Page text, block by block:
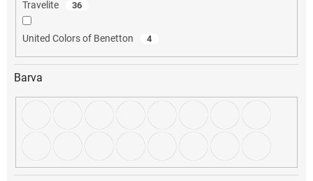
Travelite 36
United Colors of Benetton 4
Barva